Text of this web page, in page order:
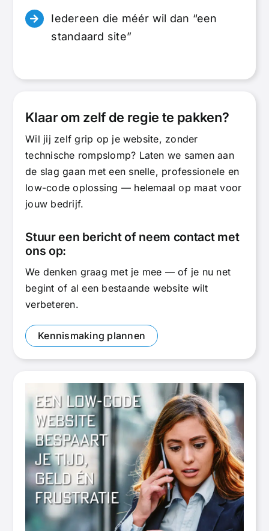
Iedereen die méér wil dan “een
standaard site”
Klaar om zelf de regie te pakken?
Wil jij zelf grip op je website, zonder
technische rompslomp? Laten we samen aan
de slag gaan met een snelle, professionele en
low-code oplossing — helemaal op maat voor
jouw bedrijf.
Stuur een bericht of neem contact met
ons op:
We denken graag met je mee — of je nu net
begint of al een bestaande website wilt
verbeteren.
Kennismaking plannen